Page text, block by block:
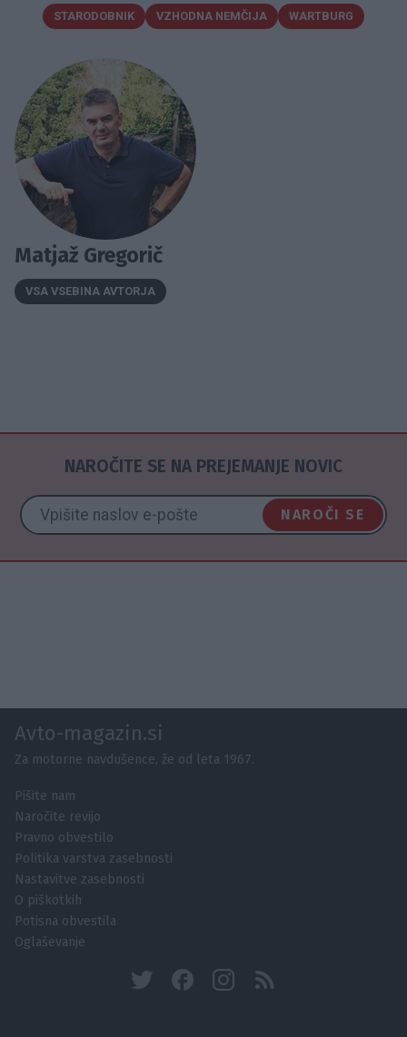
STARODOBNIK VZHODNA NEMČIJA WARTBURG
Matjaž Gregorič
VSA VSEBINA AVTORJA
NAROČITE SE NA PREJEMANJE NOVIC
NAROČI SE
Avto-magazin.si
Za motorne navdušence, že od leta 1967.
Pišite nam
Naročite revijo
Pravno obvestilo
Politika varstva zasebnosti
Nastavitve zasebnosti
O piškotkih
Potisna obvestila
Oglaševanje